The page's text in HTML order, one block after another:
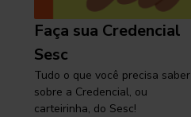
Faça sua Credencial
Sesc
Tudo o que você precisa saber
sobre a Credencial, ou
carteirinha, do Sesc!